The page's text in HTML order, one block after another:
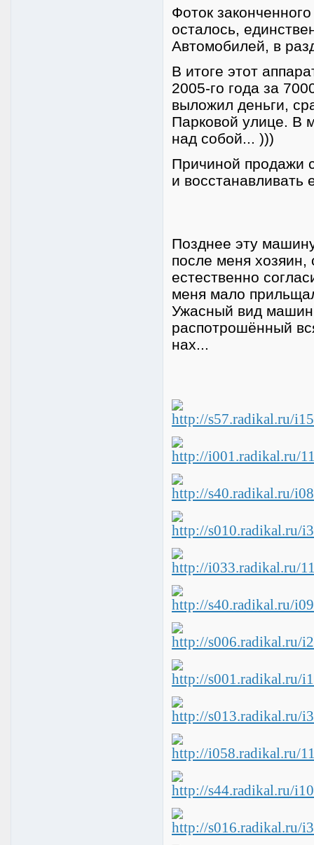
Фоток
осталось,
Автомобилей, в
В итоге этот
2005-го года за
выложил деньги,
Парковой улице. В
над собой... )))
Причиной продажи
и восстанавливать
Позднее эту
после меня хозяин,
естественно
меня мало
Ужасный вид
распотрошённый
нах...